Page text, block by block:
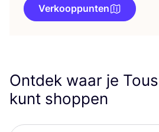
Verkooppunten
Ontdek waar je
kunt shoppen